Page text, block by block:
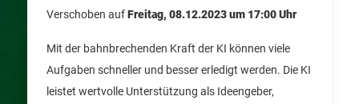
Verschoben aufFreitag, 08.12.2023 um 17:00 Uhr
Mit der bahnbrechenden Kraft der KI können viele
Aufgaben schneller und besser erledigt werden. Die KI
leistet wertvolle Unterstützung als Ideengeber,